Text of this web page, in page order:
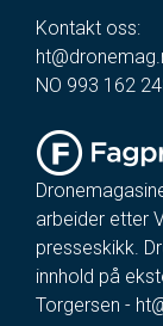
Kontakt oss:
NO 993 162
arbeider etter
presseskikk.
innhold på
Torgersen -